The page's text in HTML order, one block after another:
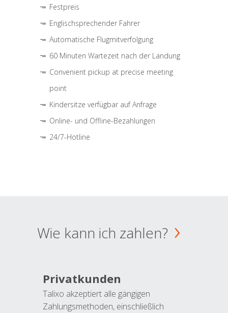
Festpreis
Englischsprechender Fahrer
Automatische Flugmitverfolgung
60 Minuten Wartezeit nach der Landung
Convenient pickup at precise meeting
point
Kindersitze verfügbar auf Anfrage
Online- und Offline-Bezahlungen
24/7-Hotline
Wie kann ich zahlen?
Privatkunden
Talixo akzeptiert alle gängigen
Zahlungsmethoden, einschließlich